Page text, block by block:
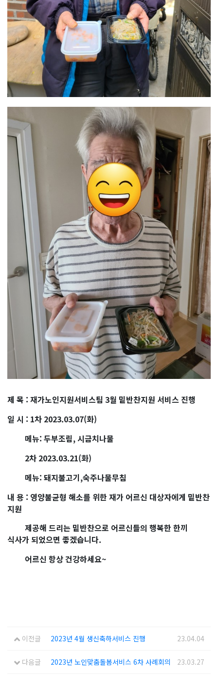
제 목 : 재가노인지원서비스팀 3월 밑반찬지원 서비스 진행
일 시 : 1차 2023.03.07(화)
메뉴: 두부조림, 시금치나물
2차 2023.03.21(화)
메뉴: 돼지불고기,숙주나물무침
내 용 : 영양불균형 해소를 위한 재가 어르신 대상자에게 밑반찬
지원
제공해 드리는 밑반찬으로 어르신들의 행복한 한끼
식사가 되었으면 좋겠습니다.
어르신 항상 건강하세요~
이전글 2023년 4월 생신축하서비스 진행 23.04.04
다음글 2023년 노인맞춤돌봄서비스 6차 사례회의 23.03.27